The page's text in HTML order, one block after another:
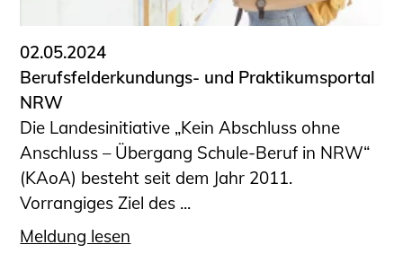
02.05.2024
Berufsfelderkundungs- und Praktikumsportal
NRW
Die Landesinitiative „Kein Abschluss ohne
Anschluss – Übergang Schule-Beruf in NRW“
(KAoA) besteht seit dem Jahr 2011.
Vorrangiges Ziel des ...
Meldung lesen